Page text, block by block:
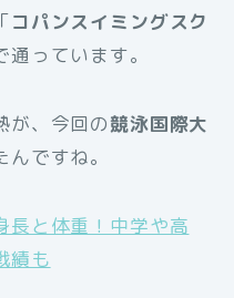
コパンスイミングスク
っています。
が、今回の競泳国際大
ですね。
と体重！中学や高
績も